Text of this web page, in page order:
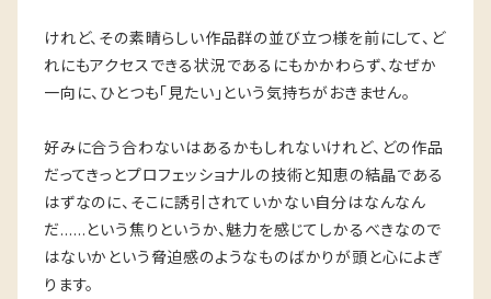
けれど、その素晴らしい作品群の並び立つ様を前にして、ど
れにもアクセスできる状況であるにもかかわらず、なぜか
一向に、ひとつも「見たい」という気持ちがおきません。
好みに合う合わないはあるかもしれないけれど、どの作品
だってきっとプロフェッショナルの技術と知恵の結晶である
はずなのに、そこに誘引されていかない自分はなんなん
だ……という焦りというか、魅力を感じてしかるべきなので
はないかという脅迫感のようなものばかりが頭と心によぎ
ります。